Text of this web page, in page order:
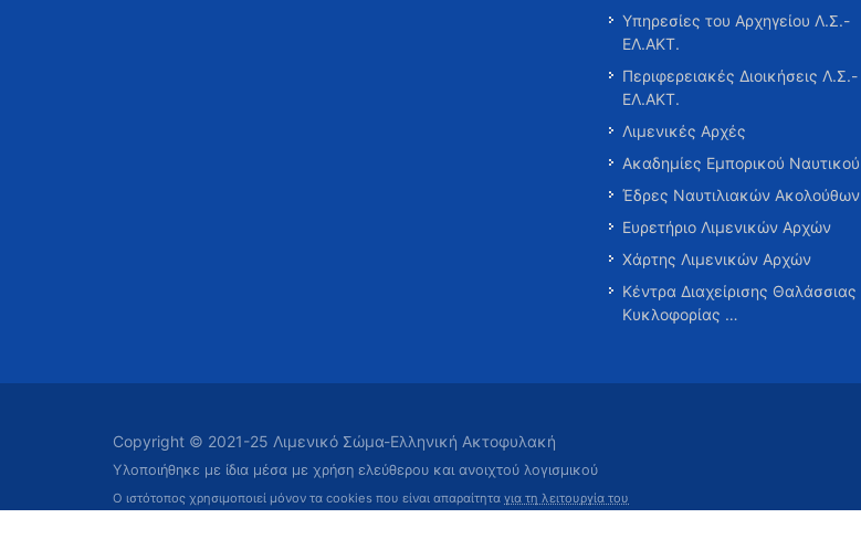
Υπηρεσίες του Αρχηγείου Λ.Σ.-
ΕΛ.ΑΚΤ.
Περιφερειακές Διοικήσεις Λ.Σ.-
ΕΛ.ΑΚΤ.
Λιμενικές Αρχές
Ακαδημίες Εμπορικού Ναυτικού
Έδρες Ναυτιλιακών Ακολούθων
Ευρετήριο Λιμενικών Αρχών
Χάρτης Λιμενικών Αρχών
Κέντρα Διαχείρισης Θαλάσσιας
Κυκλοφορίας …
Copyright © 2021-25 Λιμενικό Σώμα-Ελληνική Ακτοφυλακή
Υλοποιήθηκε με ίδια μέσα με χρήση ελεύθερου και ανοιχτού λογισμικού
Ο ιστότοπος χρησιμοποιεί μόνον τα cookies που είναι απαραίτητα για τη λειτουργία του